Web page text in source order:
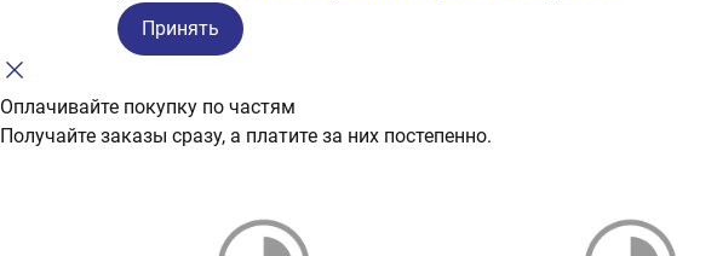
Принять
Оплачивайте покупку по частям
Получайте заказы сразу, а платите за них постепенно.